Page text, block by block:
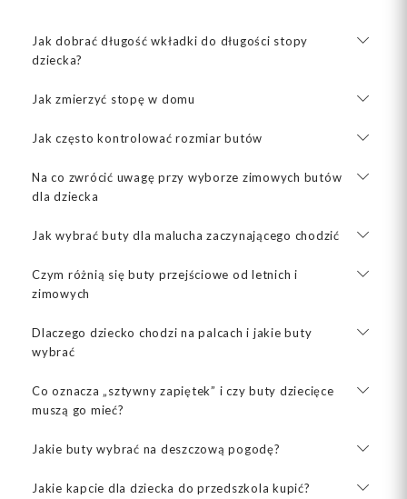
Jak dobrać długość wkładki do długości stopy
dziecka?
Jak zmierzyć stopę w domu
Jak często kontrolować rozmiar butów
Na co zwrócić uwagę przy wyborze zimowych butów
dla dziecka
Jak wybrać buty dla malucha zaczynającego chodzić
Czym różnią się buty przejściowe od letnich i
zimowych
Dlaczego dziecko chodzi na palcach i jakie buty
wybrać
Co oznacza „sztywny zapiętek” i czy buty dziecięce
muszą go mieć?
Jakie buty wybrać na deszczową pogodę?
Jakie kapcie dla dziecka do przedszkola kupić?